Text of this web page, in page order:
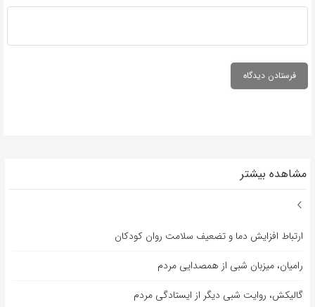
مشاهده بیشتر
ارتباط افزایش دما و تضعیف سلامت روان کودکان
رامیان، میزبان شبی از همصدایی مردم
گالیکش، روایت شبی دیگر از ایستادگی مردم